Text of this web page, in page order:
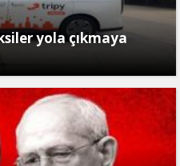
yola çıkmaya